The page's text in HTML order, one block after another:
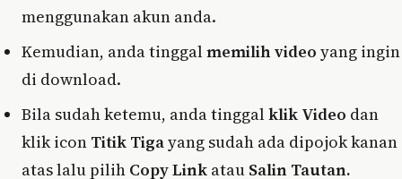
menggunakan akun anda.
Kemudian, anda tinggalmemilih video yang ingin
di download.
Bila sudah ketemu, anda tinggalklik Video dan
klik icon Titik Tigayang sudah ada dipojok kanan
atas lalu pilih Copy Link atau Salin Tautan.